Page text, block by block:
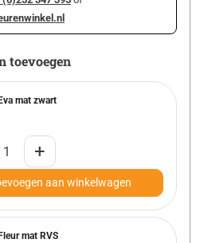
toevoegen
mat zwart
+
aan winkelwagen
mat RVS